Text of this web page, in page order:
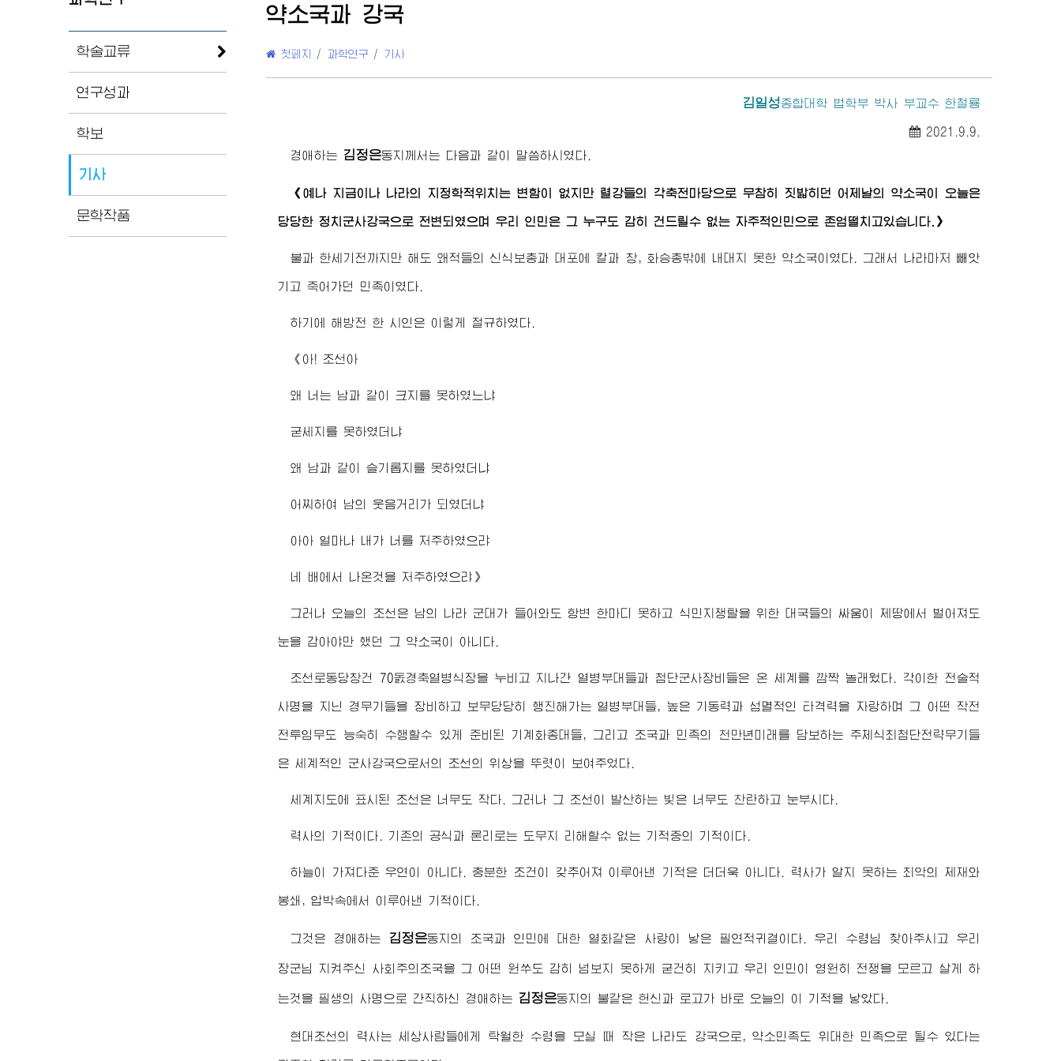
학술교류
연구성과
학보
기사
문학작품
약소국과 강국
첫페지 / 과학연구 / 기사
김일성종합대학 법학부 박사 부교수 한철룡
2021.9.9.
경애하는 김정은동지 께서는 다음과 같이 말씀하시였다.
《예나 지금이나 나라의 지정학적위치는 변함이 없지만 렬강들의 각축전마당으로 무참히 짓밟히던 어제날의 약소국이 오늘은
당당한 정치군사강국으로 전변되였으며 우리 인민은 그 누구도 감히 건드릴수 없는 자주적인민으로 존엄떨치고있습니다.》
불과 한세기전까지만 해도 왜적들의 신식보총과 대포에 칼과 창, 화승총밖에 내대지 못한 약소국이였다. 그래서 나라마저 빼앗
기고 죽어가던 민족이였다.
하기에 해방전 한 시인은 이렇게 절규하였다.
《아! 조선아
왜 너는 남과 같이 크지를 못하였느냐
굳세지를 못하였더냐
왜 남과 같이 슬기롭지를 못하였더냐
어찌하여 남의 웃음거리가 되였더냐
아아 얼마나 내가 너를 저주하였으랴
네 배에서 나온것을 저주하였으랴》
그러나 오늘의 조선은 남의 나라 군대가 들어와도 항변 한마디 못하고 식민지쟁탈을 위한 대국들의 싸움이 제땅에서 벌어져도
눈을 감아야만 했던 그 약소국이 아니다.
조선로동당창건 70돐경축열병식장을 누비고 지나간 열병부대들과 첨단군사장비들은 온 세계를 깜짝 놀래웠다. 각이한 전술적
사명을 지닌 경무기들을 장비하고 보무당당히 행진해가는 열병부대들, 높은 기동력과 섬멸적인 타격력을 자랑하며 그 어떤 작전
전투임무도 능숙히 수행할수 있게 준비된 기계화종대들, 그리고 조국과 민족의 천만년미래를 담보하는 주체식최첨단전략무기들
은 세계적인 군사강국으로서의 조선의 위상을 뚜렷이 보여주었다.
세계지도에 표시된 조선은 너무도 작다. 그러나 그 조선이 발산하는 빛은 너무도 찬란하고 눈부시다.
력사의 기적이다. 기존의 공식과 론리로는 도무지 리해할수 없는 기적중의 기적이다.
하늘이 가져다준 우연이 아니다. 충분한 조건이 갖추어져 이루어낸 기적은 더더욱 아니다. 력사가 알지 못하는 최악의 제재와
봉쇄, 압박속에서 이루어낸 기적이다.
그것은 경애하는 김정은동지의 조국과 인민에 대한 열화같은 사랑이 낳은 필연적귀결이다. 우리 수령님 찾아주시고 우리
장군님 지켜주신 사회주의조국을 그 어떤 원쑤도 감히 넘보지 못하게 굳건히 지키고 우리 인민이 영원히 전쟁을 모르고 살게 하
는것을 필생의 사명으로 간직하신 경애하는 김정은동지 의 불같은 헌신과 로고가 바로 오늘의 이 기적을 낳았다.
현대조선의 력사는 세상사람들에게 탁월한 수령 을 모실 때 작은 나라도 강국으로, 약소민족도 위대한 민족으로 될수 있다는